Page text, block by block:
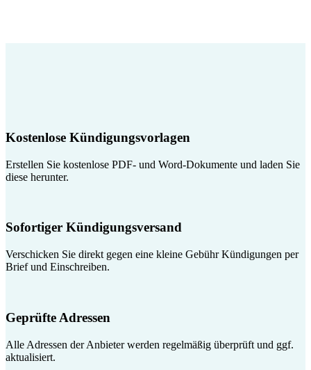
Kostenlose Kündigungsvorlagen
Erstellen Sie kostenlose PDF- und Word-Dokumente und laden Sie
diese herunter.
Sofortiger Kündigungsversand
Verschicken Sie direkt gegen eine kleine Gebühr Kündigungen per
Brief und Einschreiben.
Geprüfte Adressen
Alle Adressen der Anbieter werden regelmäßig überprüft und ggf.
aktualisiert.